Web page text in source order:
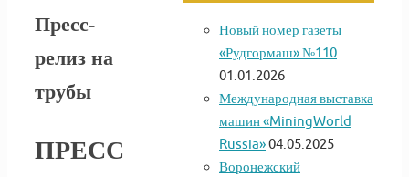
Пресс-
релиз на
трубы
ПРЕСС
Новый номер газеты
«Рудгормаш» №110
01.01.2026
Международная выставка
машин «MiningWorld
Russia»04.05.2025
Воронежский